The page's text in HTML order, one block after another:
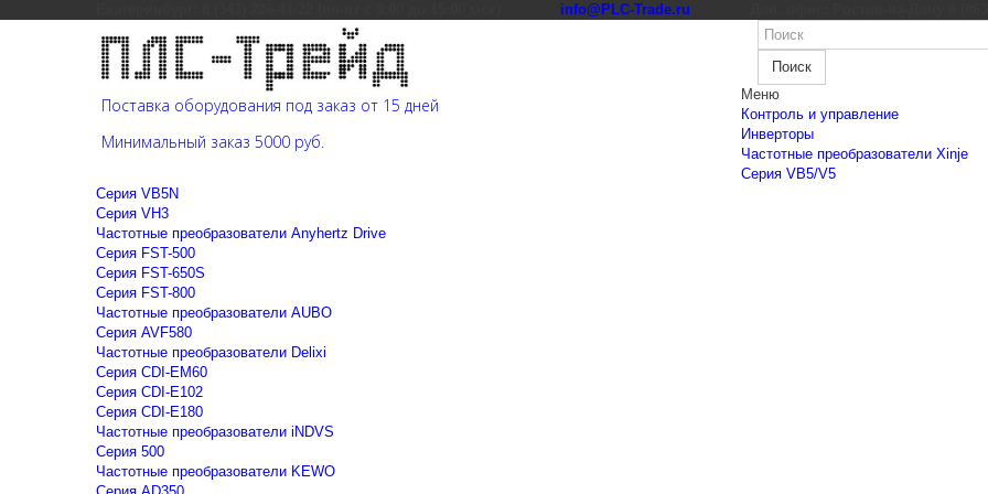
info@PLC-Trade.ru
Поставка оборудования под заказ от 15 дней
Минимальный заказ 5000 руб.
Поиск
Меню
Контроль и управление
Инверторы
Частотные преобразователи Xinje
Cерия VB5/V5
Cерия VB5N
Cерия VH3
Частотные преобразователи Anyhertz Drive
Серия FST-500
Серия FST-650S
Серия FST-800
Частотные преобразователи AUBO
Серия AVF580
Частотные преобразователи Delixi
Серия CDI-EM60
Серия CDI-E102
Серия CDI-E180
Частотные преобразователи iNDVS
Серия 500
Частотные преобразователи KEWO